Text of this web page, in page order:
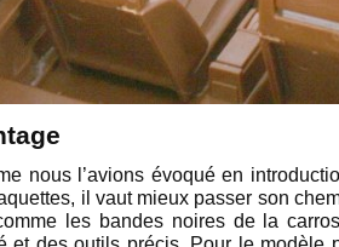
nous l’avions évoqué en
il vaut mieux passer son
les bandes noires de la